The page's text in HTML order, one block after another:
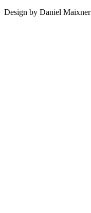
Design by Daniel Maixner